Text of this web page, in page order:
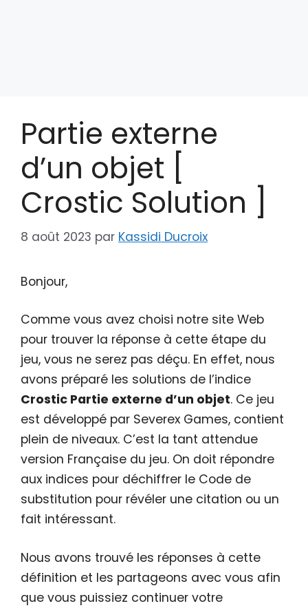
Partie externe
d’un objet [
Crostic Solution ]
8 août 2023 par Kassidi Ducroix
Bonjour,
Comme vous avez choisi notre site Web
pour trouver la réponse à cette étape du
jeu, vous ne serez pas déçu. En effet, nous
avons préparé les solutions de l’indice
Crostic Partie externe d’un objet. Ce jeu
est développé par Severex Games, contient
plein de niveaux. C’est la tant attendue
version Française du jeu. On doit répondre
aux indices pour déchiffrer le Code de
substitution pour révéler une citation ou un
fait intéressant.
Nous avons trouvé les réponses à cette
définition et les partageons avec vous afin
que vous puissiez continuer votre